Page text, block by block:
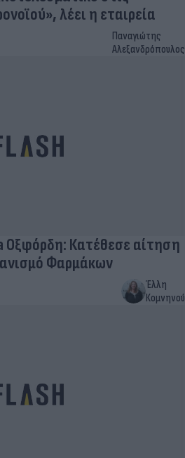
λέει η εταιρεία
Παναγιώτης
Αλεξανδρόπουλος
Οξφόρδη: Κατέθεσε αίτηση
Φαρμάκων
Έλλη
Κομνηνού